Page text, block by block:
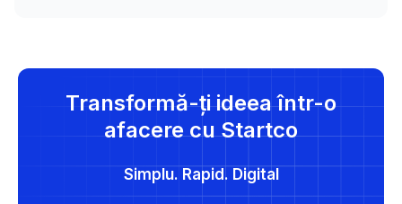
Transformă-ți ideea într-o
afacere cu Startco
Simplu. Rapid. Digital